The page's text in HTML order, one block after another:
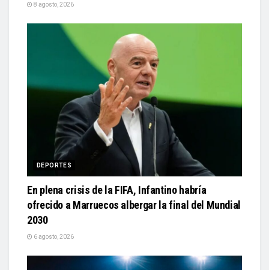
8 agosto, 2026
DEPORTES
En plena crisis de la FIFA, Infantino habría
ofrecido a Marruecos albergar la final del Mundial
2030
6 agosto, 2026